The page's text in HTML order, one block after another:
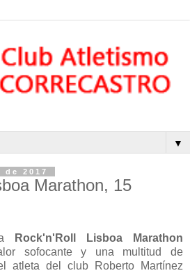
▼
de 2017
Marathon, 15
Rock'n'Roll Lisboa Marathon
sofocante y una multitud de
atleta del club Roberto Martínez